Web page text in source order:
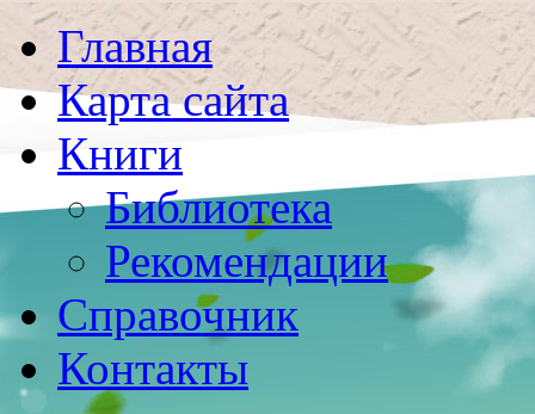
Главная
Карта сайта
Книги
Библиотека
Рекомендации
Справочник
Контакты